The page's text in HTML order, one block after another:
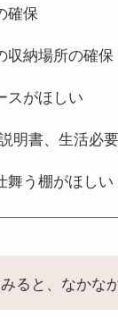
確保
収納場所の確保
スがほしい
明書、生活必
舞う棚がほしい
ると、なかな